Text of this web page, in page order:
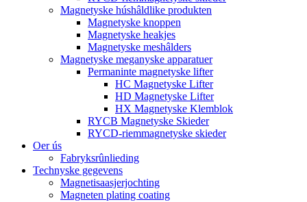
Magnetyske húshâldlike produkten
Magnetyske knoppen
Magnetyske heakjes
Magnetyske meshâlders
Magnetyske meganyske apparatuer
Permaninte magnetyske lifter
HC Magnetyske Lifter
HD Magnetyske Lifter
HX Magnetyske Klemblok
RYCB Magnetyske Skieder
RYCD-riemmagnetyske skieder
Oer ús
Fabryksrûnlieding
Technyske gegevens
Magnetisaasjerjochting
Magneten plating coating